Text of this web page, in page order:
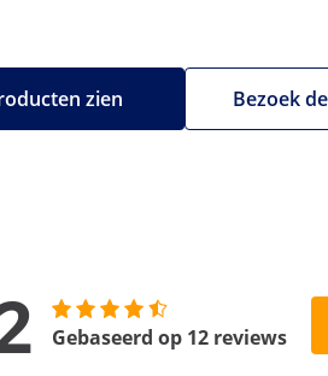
Bezoek
zien
Gebaseerd op 12 reviews